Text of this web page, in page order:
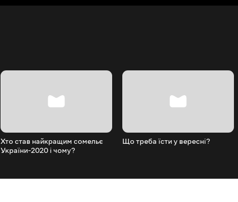
Хто став найкращим сомельє
України-2020 і чому?
Що треба їсти у вересні?